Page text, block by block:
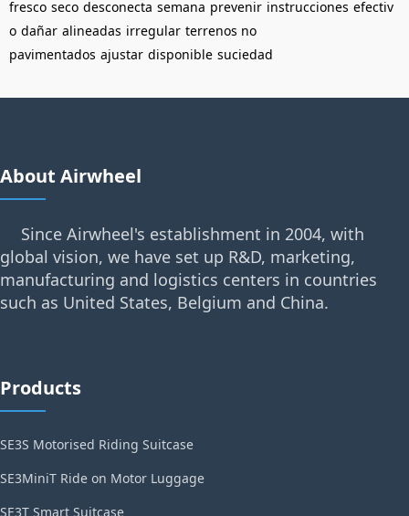
fresco seco desconecta semana prevenir instrucciones efectiv
o dañar alineadas irregular terrenos no
pavimentados ajustar disponible suciedad
About Airwheel
Since Airwheel's establishment in 2004, with
global vision, we have set up R&D, marketing,
manufacturing and logistics centers in countries
such as United States, Belgium and China.
Products
SE3S Motorised Riding Suitcase
SE3MiniT Ride on Motor Luggage
SE3T Smart Suitcase